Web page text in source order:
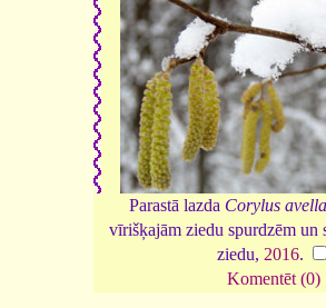
Parastā lazda Corylus
vīrišķajām ziedu spurdzēm un
ziedu, 2016.
Komentēt (0)